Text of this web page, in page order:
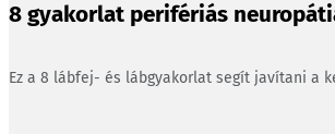
8 gyakorlat perifériás
Ez a 8 lábfej- és lábgyakorlat segít javítani a